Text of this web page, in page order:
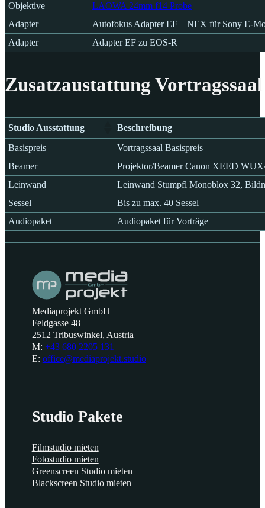
Objektive
LAOWA 24mm f14 Probe
Adapter
Autofokus Adapter EF – NEX für Sony E-
Adapter
Adapter EF zu EOS-R
Zusatzaustattung Vortragssaal
Studio Ausstattung
Beschreibung
Studio Ausstattung
Beschreibung
Basispreis
Vortragssaal Basispreis
Beamer
Projektor/Beamer Canon XEED
Leinwand
Leinwand Stumpfl Monoblox 32,
Sessel
Bis zu max. 40 Sessel
Audiopaket
Audiopaket für Vorträge
Mediaprojekt GmbH
Feldgasse 48
2512 Tribuswinkel, Austria
M: +43 680 2205 131
E: office@mediaprojekt.studio
Studio Pakete
Filmstudio mieten
Fotostudio mieten
Greenscreen Studio mieten
Blackscreen Studio mieten